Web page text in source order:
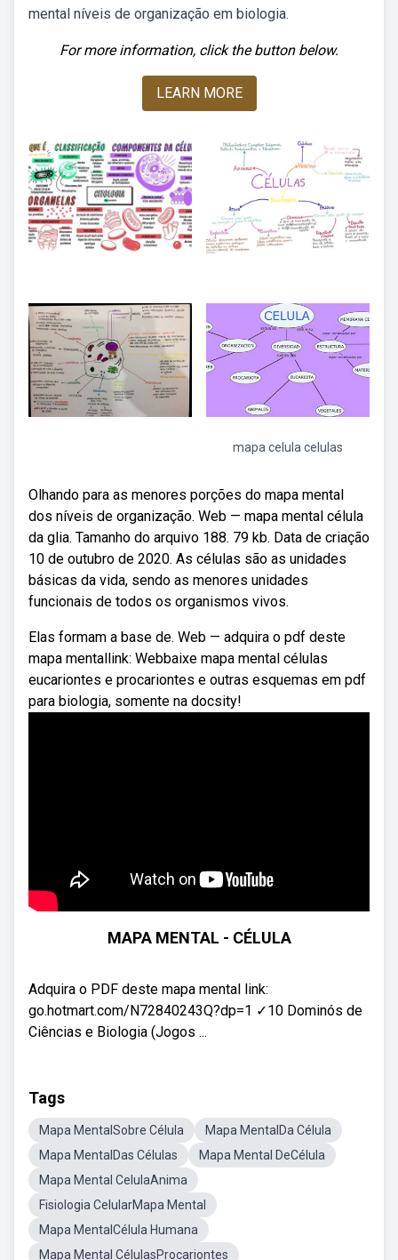
mental níveis de organização em biologia.
For more information, click the button below.
LEARN MORE
mapa celula celulas
Olhando para as menores porções do mapa mental
dos níveis de organização. Web — mapa mental célula
da glia. Tamanho do arquivo 188. 79 kb. Data de criação
10 de outubro de 2020. As células são as unidades
básicas da vida, sendo as menores unidades
funcionais de todos os organismos vivos.
Elas formam a base de. Web — adquira o pdf deste
mapa mentallink: Webbaixe mapa mental células
eucariontes e procariontes e outras esquemas em pdf
para biologia, somente na docsity!
MAPA MENTAL - CÉLULA
Adquira o PDF deste mapa mental link:
go.hotmart.com/N72840243Q?dp=1 ✓10 Dominós de
Ciências e Biologia (Jogos ...
Tags
Mapa MentalSobre Célula
Mapa MentalDa Célula
Mapa MentalDas Células
Mapa Mental DeCélula
Mapa Mental CelulaAnima
Fisiologia CelularMapa Mental
Mapa MentalCélula Humana
Mapa Mental CélulasProcariontes